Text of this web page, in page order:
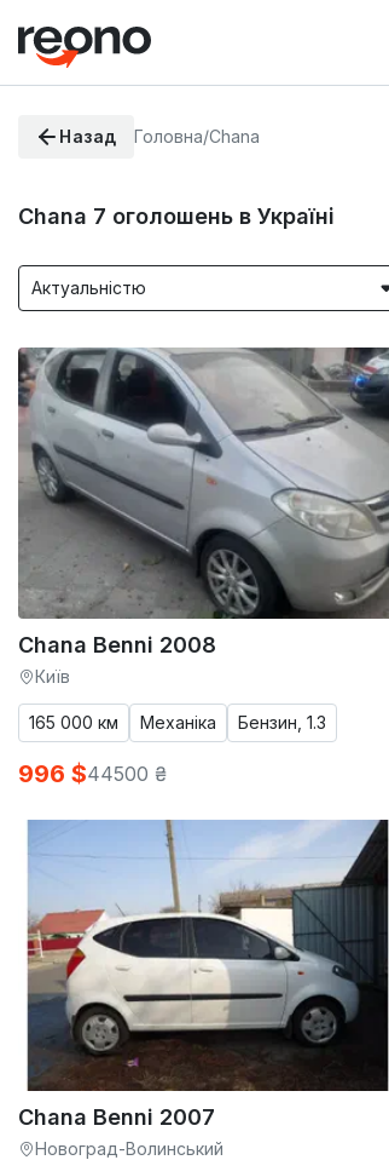
Назад Головна/Chana
Chana 7 оголошень в Україні
Актуальністю
Chana Benni 2008
Київ
165 000 км Механіка Бензин, 1.3
996 $44500 ₴
Chana Benni 2007
Новоград-Волинський